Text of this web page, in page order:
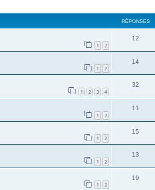
RÉPONSES
1 2
12
1 2
14
1 2 3 4
32
1 2
11
1 2
15
1 2
13
1 2
19